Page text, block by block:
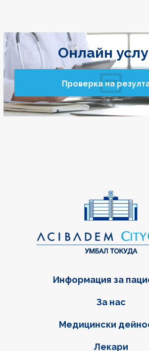
Онлайн
Проверка на
Фуутер навигация
За нас
Медицински
Лекари
Информация за